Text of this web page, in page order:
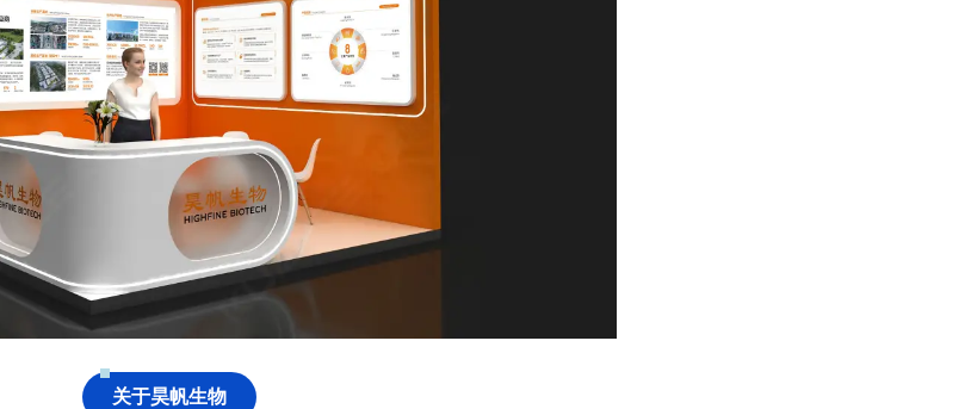
关于昊帆生物